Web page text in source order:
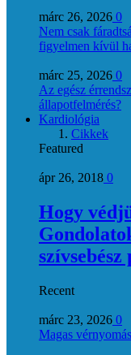
márc 26, 2026 0
Nem csak
figyelmen kívül
márc 25, 2026 0
Az egész
állapotfelmérés?
Kardiológia
Cikkek
Featured
ápr 26, 2018 0
Hogy
Recent
márc 23, 2026 0
Magas